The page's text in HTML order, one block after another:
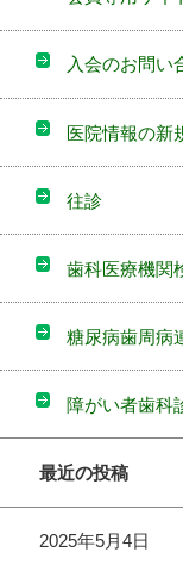
入会のお問い
医院情報の新
往診
歯科医療機関
糖尿病歯周病
障がい者歯科
最近の投稿
2025年5月4日